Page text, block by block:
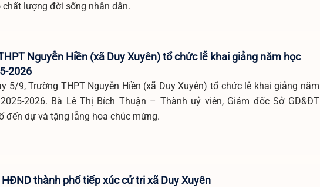
chất lượng đời sống nhân dân.
Nguyễn Hiền (xã Duy Xuyên) tổ chức lễ khai giảng năm học
2026
5/9, Trường THPT Nguyễn Hiền (xã Duy Xuyên) tổ chức lễ khai giảng năm
2026. Bà Lê Thị Bích Thuận – Thành uỷ viên, Giám đốc Sở GD&ĐT
đến dự và tặng lẵng hoa chúc mừng.
thành phố tiếp xúc cử tri xã Duy Xuyên